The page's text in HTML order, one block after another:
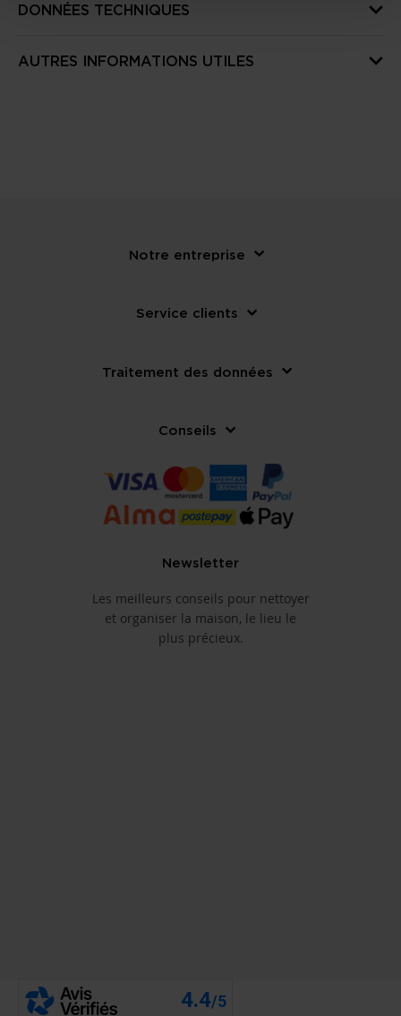
DONNÉES TECHNIQUES
AUTRES INFORMATIONS UTILES
Notre entreprise
Service clients
Traitement des données
Conseils
Newsletter
Les meilleurs conseils pour nettoyer
et organiser la maison, le lieu le
plus précieux.